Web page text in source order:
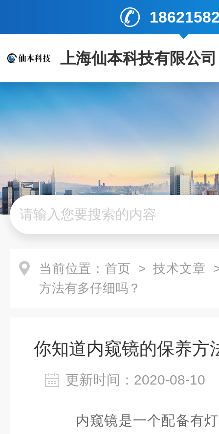
上海仙本科技有限公司
当前位置： 首页 > 技术文章
方法有多仔细吗？
你知道内窥镜的保养方
更新时间：2020-08-
内窥镜是一个配备有灯